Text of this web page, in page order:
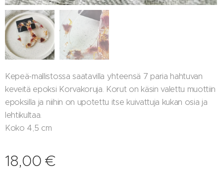
Kepeä-mallistossa saatavilla yhteensä 7 paria hahtuvan
keveitä epoksi Korvakoruja. Korut on käsin valettu muottiin
epoksilla ja niihin on upotettu itse kuivattuja kukan osia ja
lehtikultaa.
Koko 4,5 cm
18,00 €